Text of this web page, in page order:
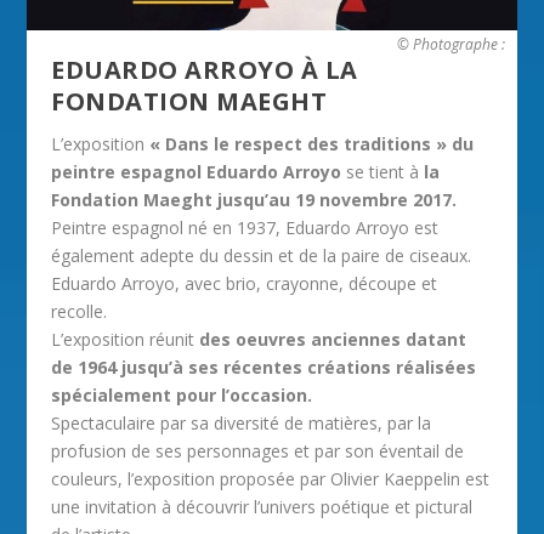
© Photographe :
EDUARDO ARROYO À LA
FONDATION MAEGHT
L’exposition « Dans le respect des traditions » du
peintre espagnol Eduardo Arroyo se tient à la
Fondation Maeght jusqu’au 19 novembre 2017.
Peintre espagnol né en 1937, Eduardo Arroyo est
également adepte du dessin et de la paire de ciseaux.
Eduardo Arroyo, avec brio, crayonne, découpe et
recolle.
L’exposition réunit des oeuvres anciennes datant
de 1964 jusqu’à ses récentes créations réalisées
spécialement pour l’occasion.
Spectaculaire par sa diversité de matières, par la
profusion de ses personnages et par son éventail de
couleurs, l’exposition proposée par Olivier Kaeppelin est
une invitation à découvrir l’univers poétique et pictural